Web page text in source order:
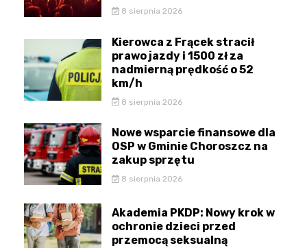
8 sierpnia 2026
Kierowca z Frącek stracił
prawo jazdy i 1500 zł za
nadmierną prędkość o 52
km/h
8 sierpnia 2026
Nowe wsparcie finansowe dla
OSP w Gminie Choroszcz na
zakup sprzętu
8 sierpnia 2026
Akademia PKDP: Nowy krok w
ochronie dzieci przed
przemocą seksualną